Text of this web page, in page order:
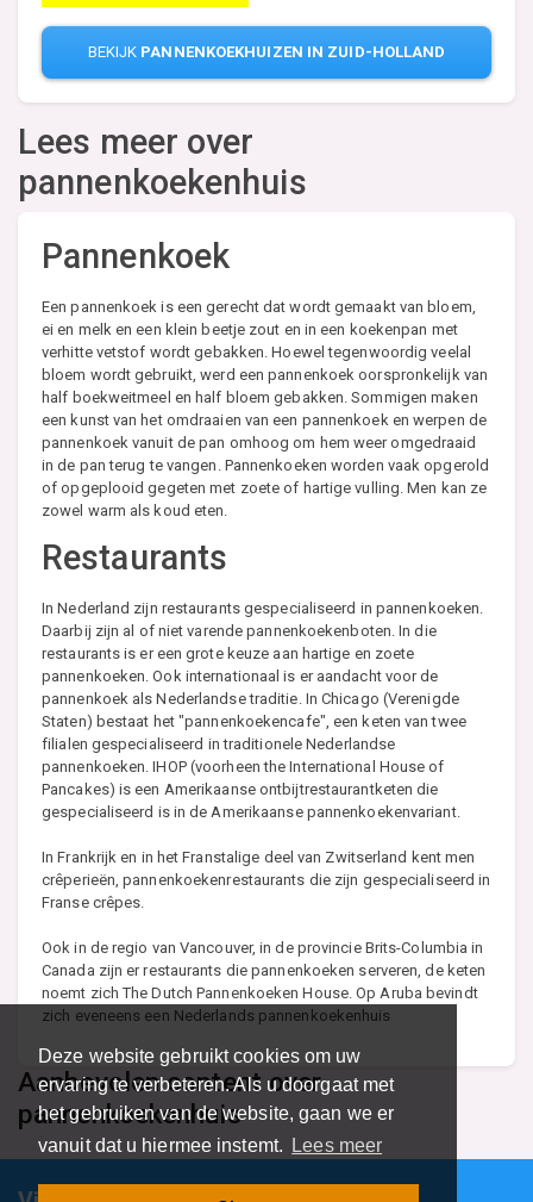
Deze website gebruikt cookies om uw
ervaring te verbeteren. Als u doorgaat met
het gebruiken van de website, gaan we er
vanuit dat u hiermee instemt.
Lees meer
BEKIJK PANNENKOEKHUIZEN IN ZUID-HOLLAND
Lees meer over
pannenkoekenhuis
Pannenkoek
Een pannenkoek is een gerecht dat wordt gemaakt van bloem,
ei en melk en een klein beetje zout en in een koekenpan met
verhitte vetstof wordt gebakken. Hoewel tegenwoordig veelal
bloem wordt gebruikt, werd een pannenkoek oorspronkelijk van
half boekweitmeel en half bloem gebakken. Sommigen maken
een kunst van het omdraaien van een pannenkoek en werpen de
pannenkoek vanuit de pan omhoog om hem weer omgedraaid
in de pan terug te vangen. Pannenkoeken worden vaak opgerold
of opgeplooid gegeten met zoete of hartige vulling. Men kan ze
zowel warm als koud eten.
Restaurants
In Nederland zijn restaurants gespecialiseerd in pannenkoeken.
Daarbij zijn al of niet varende pannenkoekenboten. In die
restaurants is er een grote keuze aan hartige en zoete
pannenkoeken. Ook internationaal is er aandacht voor de
pannenkoek als Nederlandse traditie. In Chicago (Verenigde
Staten) bestaat het "pannenkoekencafe", een keten van twee
filialen gespecialiseerd in traditionele Nederlandse
pannenkoeken. IHOP (voorheen the International House of
Pancakes) is een Amerikaanse ontbijtrestaurantketen die
gespecialiseerd is in de Amerikaanse pannenkoekenvariant.
In Frankrijk en in het Franstalige deel van Zwitserland kent men
crêperieën, pannenkoekenrestaurants die zijn gespecialiseerd in
Franse crêpes.
Ook in de regio van Vancouver, in de provincie Brits-Columbia in
Canada zijn er restaurants die pannenkoeken serveren, de keten
noemt zich The Dutch Pannenkoeken House. Op Aruba bevindt
zich eveneens een Nederlands pannenkoekenhuis
Aanbevolen content over
pannenkoekenhuis